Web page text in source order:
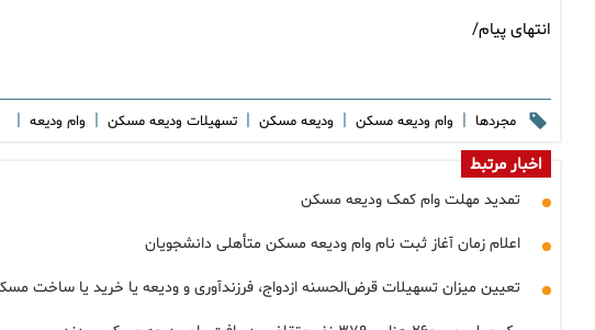
انتهای پیام/
مجردها | وام ودیعه مسکن | ودیعه مسکن | تسهیلات ودیعه مسکن | وام ودیعه |
اخبار مرتبط
تمدید مهلت وام کمک ودیعه مسکن
اعلام زمان آغاز ثبت نام وام ودیعه مسکن متأهلی دانشجویان
تعیین میزان تسهیلات قرض‌الحسنه ازدواج، فرزندآوری و ودیعه یا خرید یا ساخت